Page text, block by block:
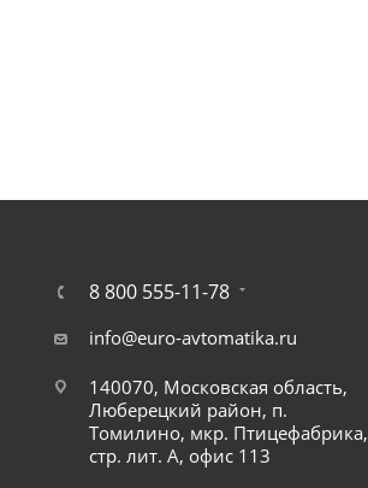
8 800 555-11-78
info@euro-avtomatika.ru
140070, Московская область,
Люберецкий район, п.
Томилино, мкр. Птицефабрика,
стр. лит. А, офис 113